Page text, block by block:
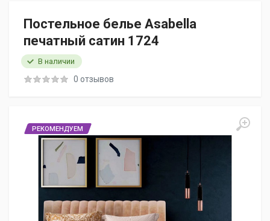
РЕКОМЕНДУЕМ
Постельное белье Asabella
печатный сатин 1724
0 отзывов
В наличии